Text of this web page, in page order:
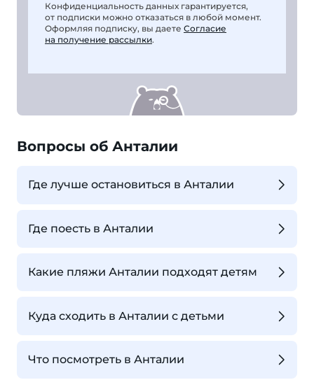
Конфиденциальность данных гарантируется,
от подписки можно отказаться в любой момент.
Оформляя подписку, вы даете Согласие
на получение рассылки.
Вопросы об Анталии
Где лучше остановиться в Анталии
Где поесть в Анталии
Какие пляжи Анталии подходят детям
Куда сходить в Анталии с детьми
Что посмотреть в Анталии